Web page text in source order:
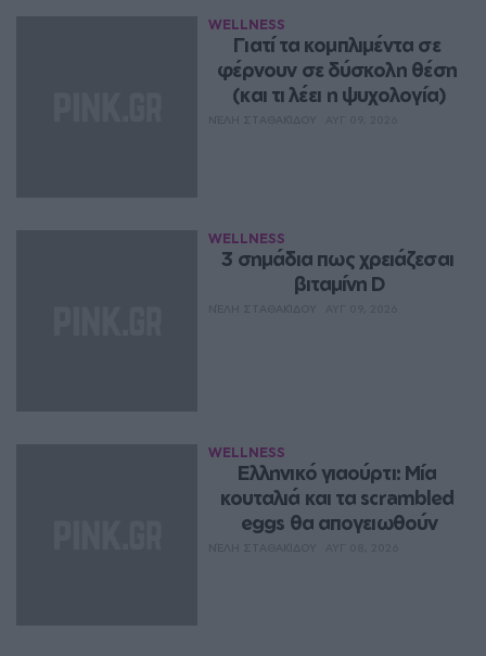
WELLNESS
Γιατί τα κομπλιμέντα σε
φέρνουν σε δύσκολη θέση
(και τι λέει η ψυχολογία)
WELLNESS
3 σημάδια πως χρειάζεσαι
βιταμίνη D
WELLNESS
Ελληνικό γιαούρτι: Μία
κουταλιά και τα scrambled
eggs θα απογειωθούν